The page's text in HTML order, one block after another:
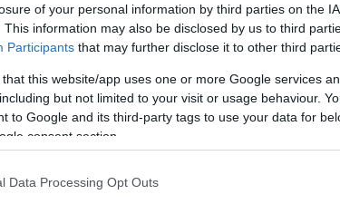
of your personal information by third parties on the
This information may also be disclosed by us to third
Participants that may further disclose it to other third
that this website/app uses one or more Google services
but not limited to your visit or usage behaviour.
to Google and its third-party tags to use your data for
consent section.
Data Processing Opt Outs
Lifestyle|13.01.2026 14:41
Λόπεζ και Γκάρνερ βρέθηκαν
Χρυσές Σφαίρες αλλά δεν
φωτογραφήθηκαν μαζί για να
προκαλέσουν... φασαρία
Οι δύο ηθοποιοί και πρώην
του Μπεν Άφλεκ διατηρούν μία
αρκετά καλή σχέση